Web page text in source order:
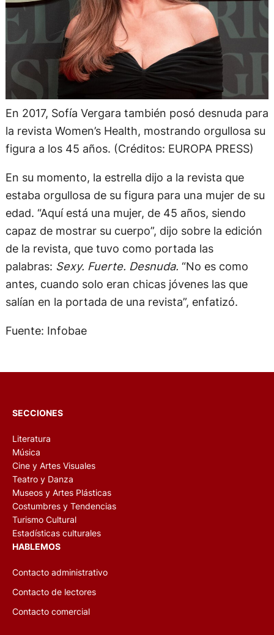
En 2017, Sofía Vergara también posó desnuda para
la revista Women’s Health, mostrando orgullosa su
figura a los 45 años. (Créditos: EUROPA PRESS)
En su momento, la estrella dijo a la revista que
estaba orgullosa de su figura para una mujer de su
edad. “Aquí está una mujer, de 45 años, siendo
capaz de mostrar su cuerpo”, dijo sobre la edición
de la revista, que tuvo como portada las
palabras: Sexy. Fuerte. Desnuda. “No es como
antes, cuando solo eran chicas jóvenes las que
salían en la portada de una revista”, enfatizó.
Fuente: Infobae
SECCIONES
Literatura
Música
Cine y Artes Visuales
Teatro y Danza
Museos y Artes Plásticas
Costumbres y Tendencias
Turismo Cultural
Estadísticas culturales
HABLEMOS
Contacto administrativo
Contacto de lectores
Contacto comercial